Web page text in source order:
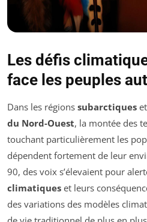
Les défis
face les peuples
Dans les régions subarctiques et
du Nord-Ouest, la montée des
touchant particulièrement les
dépendent fortement de leur
90, des voix s’élevaient pour
climatiques et leurs
des variations des modèles